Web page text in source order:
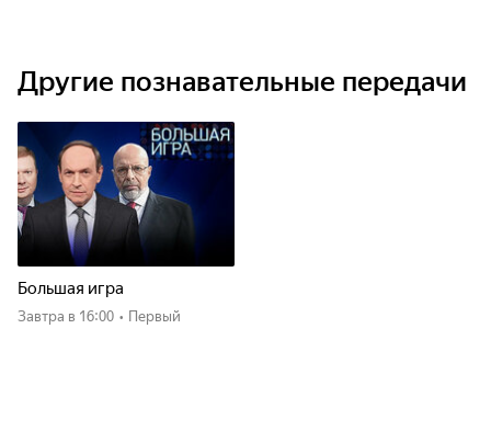
Другие познавательные передачи
Большая игра
Завтра в 16:00 • Первый